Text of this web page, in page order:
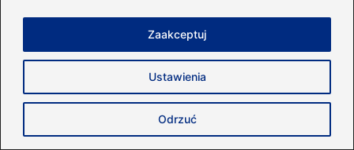
Ustawienia
Odrzuć
Zaakceptuj
Trening interwałowy czy
cardio: co wybrać dla
lepszych efektów?